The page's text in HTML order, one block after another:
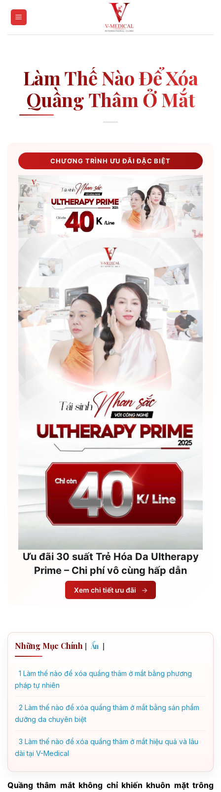
Làm Thế Nào Để Xóa
Quầng Thâm Ở Mắt
CHƯƠNG TRÌNH ƯU ĐÃI ĐẶC BIỆT
Ưu đãi 30 suất Trẻ Hóa Da Ultherapy
Prime – Chi phí vô cùng hấp dẫn
Xem chi tiết ưu đãi →
Những Mục Chính [ Ẩn ]
1 Làm thế nào để xóa quầng thâm ở mắt bằng phương
pháp tự nhiên
2 Làm thế nào để xóa quầng thâm ở mắt bằng sản phẩm
dưỡng da chuyên biệt
3 Làm thế nào để xóa quầng thâm ở mắt hiệu quả và lâu
dài tại V-Medical
Quầng thâm mắt không chỉ khiến khuôn mặt trông